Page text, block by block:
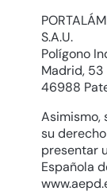
S.A.U.
Polígono
Madrid, 53
46988
Asimismo,
su
presentar
Española